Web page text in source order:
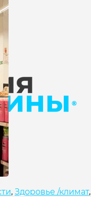
, Здоровье /климат,